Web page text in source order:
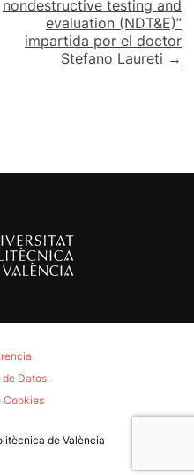
nondestructive testing and
evaluation (NDT&E)”
impartida por el doctor
Stefano Laureti →
Datos
Cookies
de València